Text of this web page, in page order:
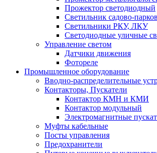
Прожектор светодиодный
Светильник садово-
Светильники РКУ, ЛКУ
Светодиодные уличные
Управление светом
Датчики движения
Фотореле
Промышленное оборудование
Вводно-распределительные
Контакторы, Пускатели
Контактор КМН и КМИ
Контактор модульный
Электромагнитные
Муфты кабельные
Посты управления
Предохранители